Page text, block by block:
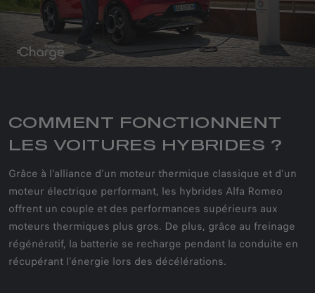
COMMENT FONCTIONNENT
LES VOITURES HYBRIDES ?
Grâce à l’alliance d’un moteur thermique classique et d’un
moteur électrique performant, les hybrides Alfa Romeo
offrent un couple et des performances supérieurs aux
moteurs thermiques plus gros. De plus, grâce au freinage
régénératif, la batterie se recharge pendant la conduite en
récupérant l’énergie lors des décélérations.